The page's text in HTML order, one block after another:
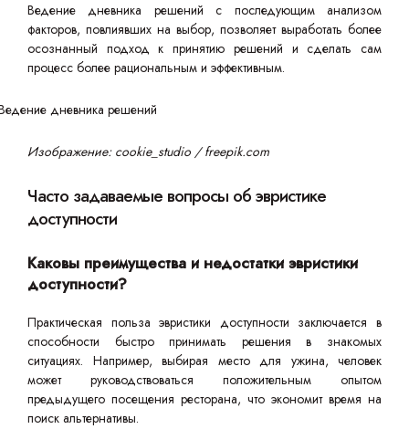
Ведение дневника решений с последующим анализом
факторов, повлиявших на выбор, позволяет выработать более
осознанный подход к принятию решений и сделать сам
процесс более рациональным и эффективным.
Изображение: cookie_studio / freepik.com
Часто задаваемые вопросы об эвристике
доступности
Каковы преимущества и недостатки эвристики
доступности?
Практическая польза эвристики доступности заключается в
способности быстро принимать решения в знакомых
ситуациях. Например, выбирая место для ужина, человек
может руководствоваться положительным опытом
предыдущего посещения ресторана, что экономит время на
поиск альтернативы.